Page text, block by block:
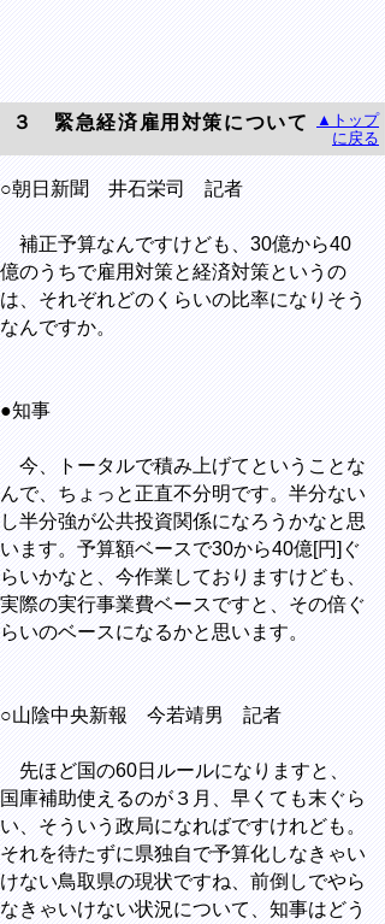
３ 緊急経済雇用対策について
▲トップ
に戻る
○朝日新聞 井石栄司 記者
補正予算なんですけども、30億から40
億のうちで雇用対策と経済対策というの
は、それぞれどのくらいの比率になりそう
なんですか。
●知事
今、トータルで積み上げてということな
んで、ちょっと正直不分明です。半分ない
し半分強が公共投資関係になろうかなと思
います。予算額ベースで30から40億[円]ぐ
らいかなと、今作業しておりますけども、
実際の実行事業費ベースですと、その倍ぐ
らいのベースになるかと思います。
○山陰中央新報 今若靖男 記者
先ほど国の60日ルールになりますと、
国庫補助使えるのが３月、早くても末ぐら
い、そういう政局になればですけれども。
それを待たずに県独自で予算化しなきゃい
けない鳥取県の現状ですね、前倒しでやら
なきゃいけない状況について、知事はどう